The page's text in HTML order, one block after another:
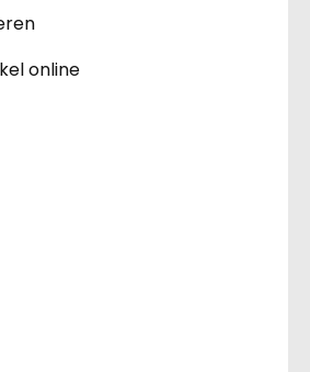
online